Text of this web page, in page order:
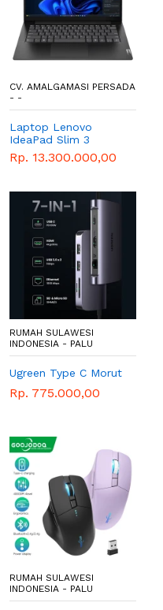
CV. AMALGAMASI PERSADA
- -
Laptop Lenovo
IdeaPad Slim 3
14ABR8 R5 7530U
8GB 512GB W11 OHS
Rp. 13.300.000,00
RUMAH SULAWESI
INDONESIA - PALU
Ugreen Type C Morut
Rp. 775.000,00
RUMAH SULAWESI
INDONESIA - PALU